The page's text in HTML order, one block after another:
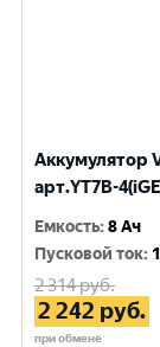
Аккумулятор
арт.YT7B-
Емкость:8 Ач
Пусковой ток:
2 314руб.
2 242 руб.
при обмене